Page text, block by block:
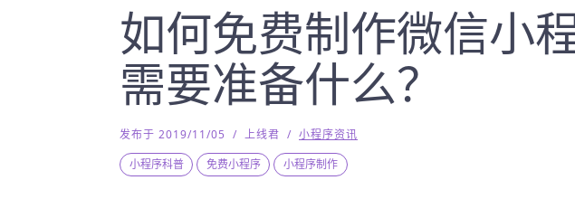
如何免费制作微信小
需要准备什么？
发布于 2019/11/05 / 上线君 / 小程序资讯
小程序科普
免费小程序 小程序制作